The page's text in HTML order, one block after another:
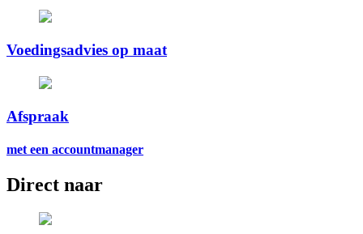
Voedingsadvies op maat
Afspraak
met een accountmanager
Direct naar